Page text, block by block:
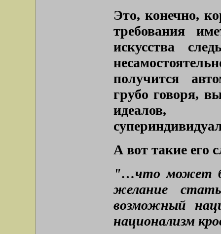
Это, конечно,
требования
искусства
получится
грубо говоря,
А вот такие его
"…что может
желание
возможный
национализм